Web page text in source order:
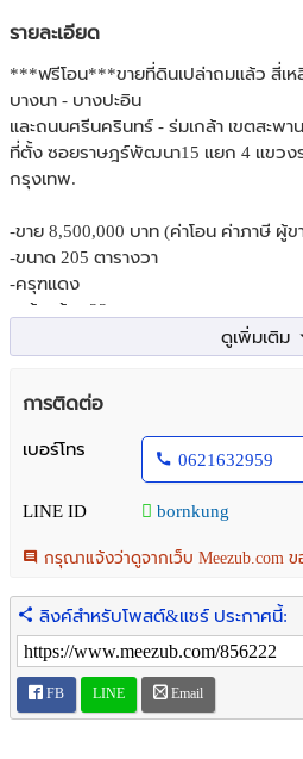
รายละเอียด
***ฟรีโอน***ขายที่ดินเปล่าถมแล้ว สี่เห
บางนา - บางปะอิน
และถนนศรีนครินทร์ - ร่มเกล้า เขตสะพา
ที่ตั้ง ซอยราษฎร์พัฒนา15 แยก 4 แขวง
กรุงเทพ.
-ขาย 8,500,000 บาท (ค่าโอน ค่าภาษี ผู้
-ขนาด 205 ตารางวา
-ครุฑแดง
-หน้ากว้าง 22 เมตร
-รังวัดเรียบร้อย
-เดินทางสะดวกมาก หลีกเลี่ยงรถติด แล
หลายทางมาก
-ใกล้หมู่บ้าน Hi End และ Luxury รอบๆจ
เส้นทางสถานที่ใกล้เคียง
-ถนน รามคำแหง ซอยมีสทีน รามคำแหง
-ถนน ราษฎร์พัฒนา
-ถนน เคหะร่มเกล้า
-ถนน ร่มเกล้า
-ถนน เลียบมอเตอร์เวย์ 3901 เลียบด่านทั
-ถนน ตัดใหม่ ศรีนครินทร์ - ร่มเกล้า
-แอร์พอร์ตลิ้ง ทับช้าง ประมาณ 20 นาที
การติดต่อ
เบอร์โทร
0621632959
LINE ID bornkung
กรุณาแจ้งว่าดูจากเว็บ Meezub.com
ลิงค์สำหรับโพสต์&แชร์ ประกาศนี้:
FB LINE Email